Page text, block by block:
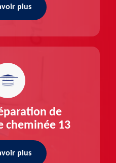
plus
de
cheminée 13
plus